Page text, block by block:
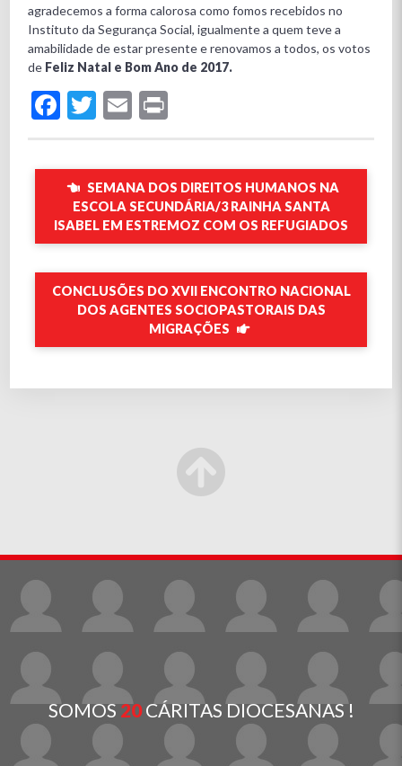
agradecemos a forma calorosa como fomos recebidos no
Instituto da Segurança Social, igualmente a quem teve a
amabilidade de estar presente e renovamos a todos, os votos
de Feliz Natal e Bom Ano de 2017.
Facebook
Twitter
Email
SEMANA DOS DIREITOS HUMANOS NA
ESCOLA SECUNDÁRIA/3 RAINHA SANTA
ISABEL EM ESTREMOZ COM OS REFUGIADOS
CONCLUSÕES DO XVII ENCONTRO NACIONAL
DOS AGENTES SOCIOPASTORAIS DAS
MIGRAÇÕES
SOMOS20CÁRITAS DIOCESANAS !